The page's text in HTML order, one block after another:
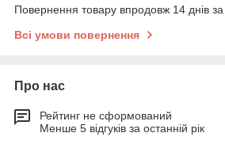
Повернення товару впродовж 14 днів
Всі умови повернення
Про нас
Рейтинг не сформований
Менше 5 відгуків за останній рік